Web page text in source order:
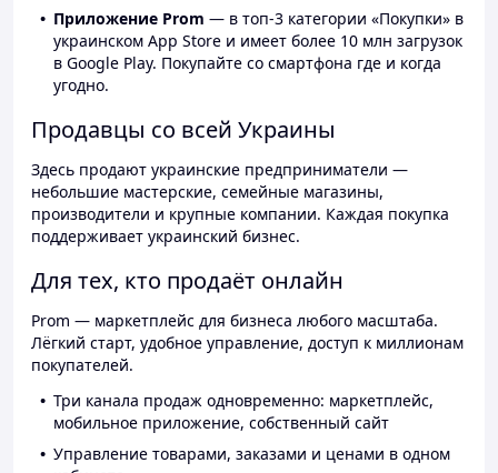
Приложение Prom — в топ-3 категории «Покупки» в
украинском App Store и имеет более 10 млн загрузок
в Google Play. Покупайте со смартфона где и когда
угодно.
Продавцы со всей Украины
Здесь продают украинские предприниматели —
небольшие мастерские, семейные магазины,
производители и крупные компании. Каждая покупка
поддерживает украинский бизнес.
Для тех, кто продаёт онлайн
Prom — маркетплейс для бизнеса любого масштаба.
Лёгкий старт, удобное управление, доступ к миллионам
покупателей.
Три канала продаж одновременно: маркетплейс,
мобильное приложение, собственный сайт
Управление товарами, заказами и ценами в одном